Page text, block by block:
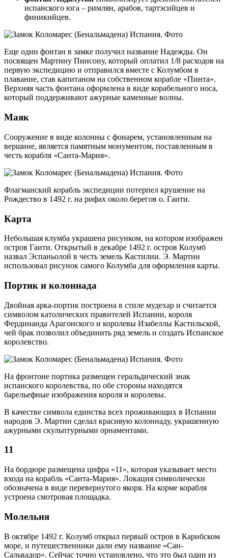
испанского юга – римлян, арабов, тартэсийцев и
финикийцев.
Еще один фонтан в замке получил название Надежды. Он
посвящен Мартину Пинсону, который оплатил 1/8 расходов на
первую экспедицию и отправился вместе с Колумбом в
плавание, став капитаном на собственном корабле «Пинта».
Верхняя часть фонтана оформлена в виде корабельного носа,
который поддерживают ажурные каменные волны.
Маяк
Сооружение в виде колонны с фонарем, установленным на
вершине, является памятным монументом, поставленным в
честь корабля «Санта-Мария».
Флагманский корабль экспедиции потерпел крушение на
Рождество в 1492 г. на рифах около берегов о. Гаити.
Карта
Небольшая клумба украшена рисунком, на котором изображен
остров Гаити. Открытый в декабре 1492 г. остров Колумб
назвал Эспаньолой в честь земель Кастилии. Э. Мартин
использовал рисунок самого Колумба для оформления карты.
Портик и колоннада
Двойная арка-портик построена в стиле мудехар и считается
символом католических правителей Испании, короля
Фердинанда Арагонского и королевы Изабеллы Кастильской,
чей брак позволил объединить ряд земель и создать Испанское
королевство.
На фронтоне портика размещен геральдический знак
испанского королевства, по обе стороны находятся
барельефные изображения короля и королевы.
В качестве символа единства всех проживающих в Испании
народов Э. Мартин сделал красивую колоннаду, украшенную
ажурными скульптурными орнаментами.
11
На бордюре размещена цифра «11», которая указывает место
входа на корабль «Санта-Мария». Локация символически
обозначена в виде перевернутого якоря. На корме корабля
устроена смотровая площадка.
Молельня
В октябре 1492 г. Колумб открыл первый остров в Карибском
море, и путешественники дали ему название «Сан-
Сальвадор». Сейчас точно установлено, что это был один из